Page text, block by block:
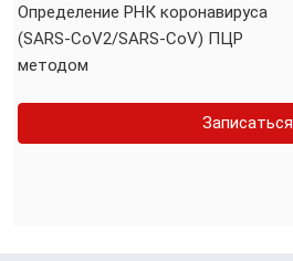
Определение РНК коронавируса
(SARS-CoV2/SARS-CoV) ПЦР
методом
Записаться